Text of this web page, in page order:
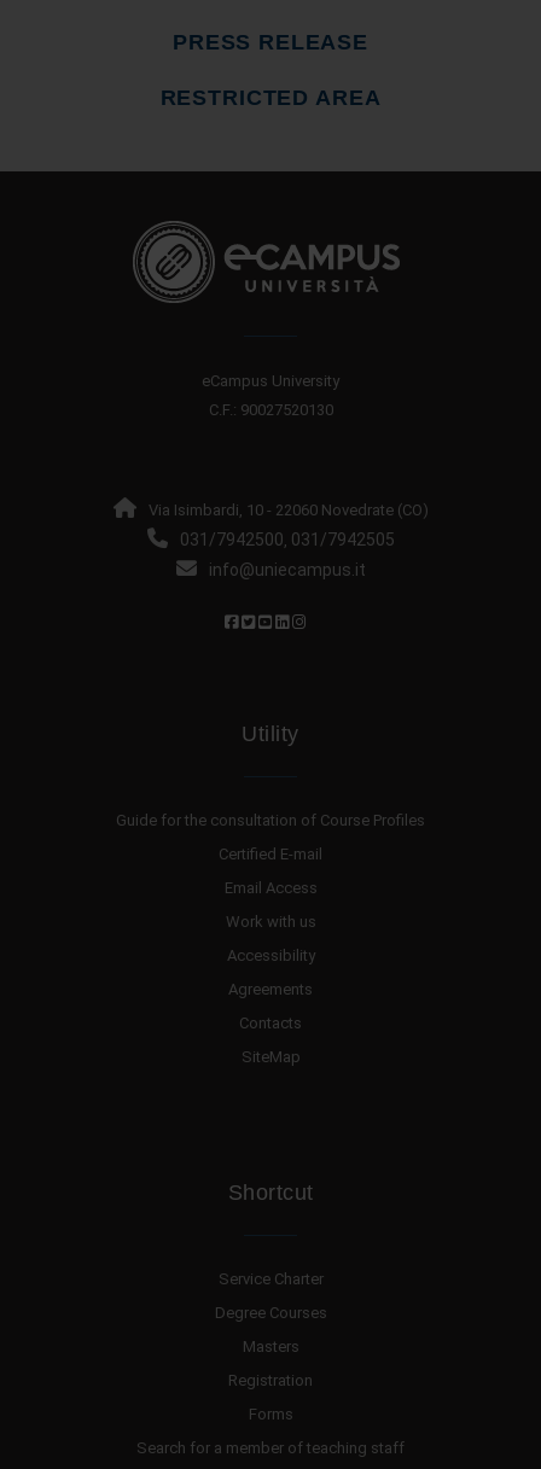
PRESS RELEASE
RESTRICTED AREA
eCampus University
C.F.: 90027520130
Via Isimbardi, 10 - 22060 Novedrate (CO)
031/7942500, 031/7942505
info@uniecampus.it
Utility
Guide for the consultation of Course Profiles
Certified E-mail
Email Access
Work with us
Accessibility
Agreements
Contacts
SiteMap
Shortcut
Service Charter
Degree Courses
Masters
Registration
Forms
Search for a member of teaching staff